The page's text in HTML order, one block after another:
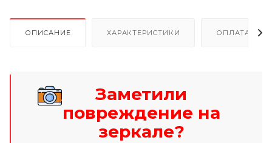
ОПИСАНИЕ ХАРАКТЕРИСТИКИ ОПЛАТА И
Заметили
повреждение на
зеркале?